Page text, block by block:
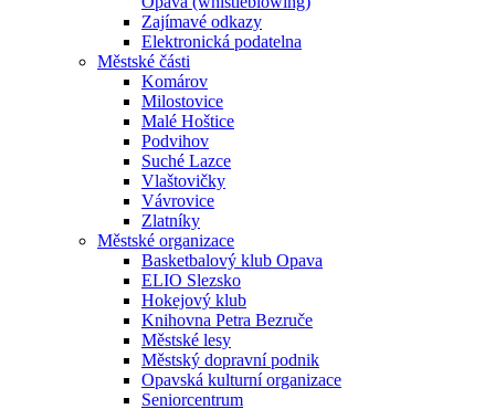
Zajímavé odkazy
Elektronická podatelna
Městské části
Komárov
Milostovice
Malé Hoštice
Podvihov
Suché Lazce
Vlaštovičky
Vávrovice
Zlatníky
Městské organizace
Basketbalový klub Opava
ELIO Slezsko
Hokejový klub
Knihovna Petra Bezruče
Městské lesy
Městský dopravní podnik
Opavská kulturní organizace
Seniorcentrum